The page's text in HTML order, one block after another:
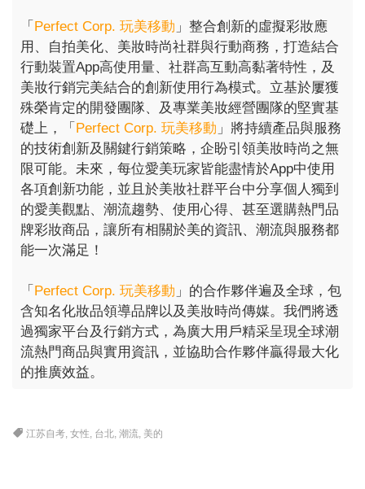
「 Perfect Corp. 玩美移動 」整合創新的虛擬彩妝應
用、自拍美化、美妝時尚社群與行動商務，打造結合
行動裝置App高使用量、社群高互動高黏著特性，及
美妝行銷完美結合的創新使用行為模式。立基於屢獲
殊榮肯定的開發團隊、及專業美妝經營團隊的堅實基
礎上，「 Perfect Corp. 玩美移動 」將持續產品與服務
的技術創新及關鍵行銷策略，企盼引領美妝時尚之無
限可能。未來，每位愛美玩家皆能盡情於App中使用
各項創新功能，並且於美妝社群平台中分享個人獨到
的愛美觀點、潮流趨勢、使用心得、甚至選購熱門品
牌彩妝商品，讓所有相關於美的資訊、潮流與服務都
能一次滿足！
「 Perfect Corp. 玩美移動 」的合作夥伴遍及全球，包
含知名化妝品領導品牌以及美妝時尚傳媒。我們將透
過獨家平台及行銷方式，為廣大用戶精采呈現全球潮
流熱門商品與實用資訊，並協助合作夥伴贏得最大化
的推廣效益。
江苏自考 ,女性 台北 ,潮流 美的